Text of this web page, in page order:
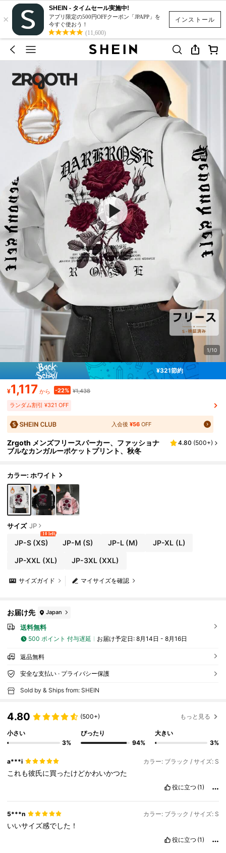
インストール
×
SHEIN - タイムセール実施中!
アプリ限定の500円OFFクーポン「JPAPP」を
今すぐ使おう！
(11,600)
1/10
¥321節約
¥1,117 から -22% ¥1,438
ランダム割引 ¥321 OFF
入会後¥56 OFF
Zrgoth メンズフリースパーカー、ファッショナ
ブルなカンガルーポケットプリント、秋冬
4.80 (500+)
カラー: ホワイト
サイズ JP
JP-S(XS)
10 left
JP-M (S) JP-L(M) JP-XL (L)
JP-XXL (XL) JP-3XL (XXL)
マイサイズを確認
サイズガイド
お届け先 Japan
送料無料
500 ポイント 付与遅延 お届け予定日: 8月14日 - 8月16日
返品無料
安全な支払い · プライバシー保護
Sold by & Ships from: SHEIN
4.80 (500+) もっと見る
小さい
3%
ぴったり
94%
大きい
3%
a***i カラー: ブラック / サイズ: S
これも彼氏に買ったけどかわいかつた
役に立つ (1)
5***n カラー: ブラック / サイズ: S
いいサイズ感でした！
役に立つ (1)